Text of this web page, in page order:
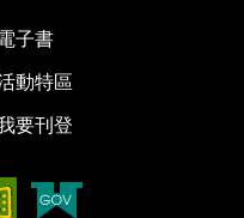
子書
動特區
要刊登